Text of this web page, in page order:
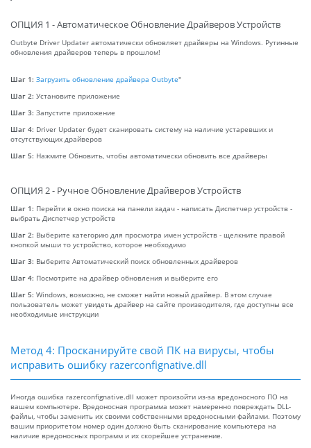
ОПЦИЯ 1 - Автоматическое Обновление Драйверов Устройств
Outbyte Driver Updater автоматически обновляет драйверы на Windows. Рутинные
обновления драйверов теперь в прошлом!
Шаг 1: Загрузить обновление драйвера Outbyte"
Шаг 2: Установите приложение
Шаг 3: Запустите приложение
Шаг 4: Driver Updater будет сканировать систему на наличие устаревших и
отсутствующих драйверов
Шаг 5: Нажмите Обновить, чтобы автоматически обновить все драйверы
ОПЦИЯ 2 - Ручное Обновление Драйверов Устройств
Шаг 1: Перейти в окно поиска на панели задач - написать Диспетчер устройств -
выбрать Диспетчер устройств
Шаг 2: Выберите категорию для просмотра имен устройств - щелкните правой
кнопкой мыши то устройство, которое необходимо
Шаг 3: Выберите Автоматический поиск обновленных драйверов
Шаг 4: Посмотрите на драйвер обновления и выберите его
Шаг 5: Windows, возможно, не сможет найти новый драйвер. В этом случае
пользователь может увидеть драйвер на сайте производителя, где доступны все
необходимые инструкции
Метод 4: Просканируйте свой ПК на вирусы, чтобы
исправить ошибку razerconfignative.dll
Иногда ошибка razerconfignative.dll может произойти из-за вредоносного ПО на
вашем компьютере. Вредоносная программа может намеренно повреждать DLL-
файлы, чтобы заменить их своими собственными вредоносными файлами. Поэтому
вашим приоритетом номер один должно быть сканирование компьютера на
наличие вредоносных программ и их скорейшее устранение.